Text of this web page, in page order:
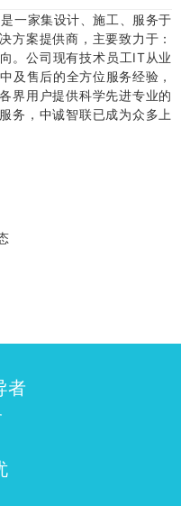
一家集设计、施工、服务于
方案提供商，主要致力于：
。公司现有技术员工IT从业
及售后的全方位服务经验，
界用户提供科学先进专业的
务，中诚智联已成为众多上
者